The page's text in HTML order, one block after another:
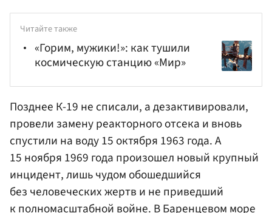
Читайте также
«Горим, мужики!»: как тушили
космическую станцию «Мир»
Позднее К-19 не списали, а дезактивировали,
провели замену реакторного отсека и вновь
спустили на воду 15 октября 1963 года. А
15 ноября 1969 года произошел новый крупный
инцидент, лишь чудом обошедшийся
без человеческих жертв и не приведший
к полномасштабной войне. В Баренцевом море